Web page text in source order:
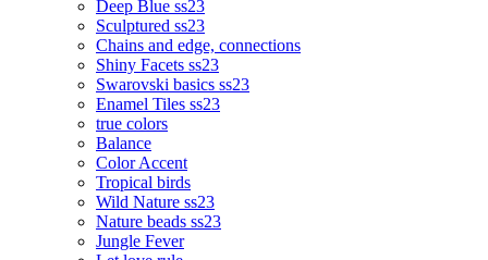
Deep Blue ss23
Sculptured ss23
Chains and edge, connections
Shiny Facets ss23
Swarovski basics ss23
Enamel Tiles ss23
true colors
Balance
Color Accent
Tropical birds
Wild Nature ss23
Nature beads ss23
Jungle Fever